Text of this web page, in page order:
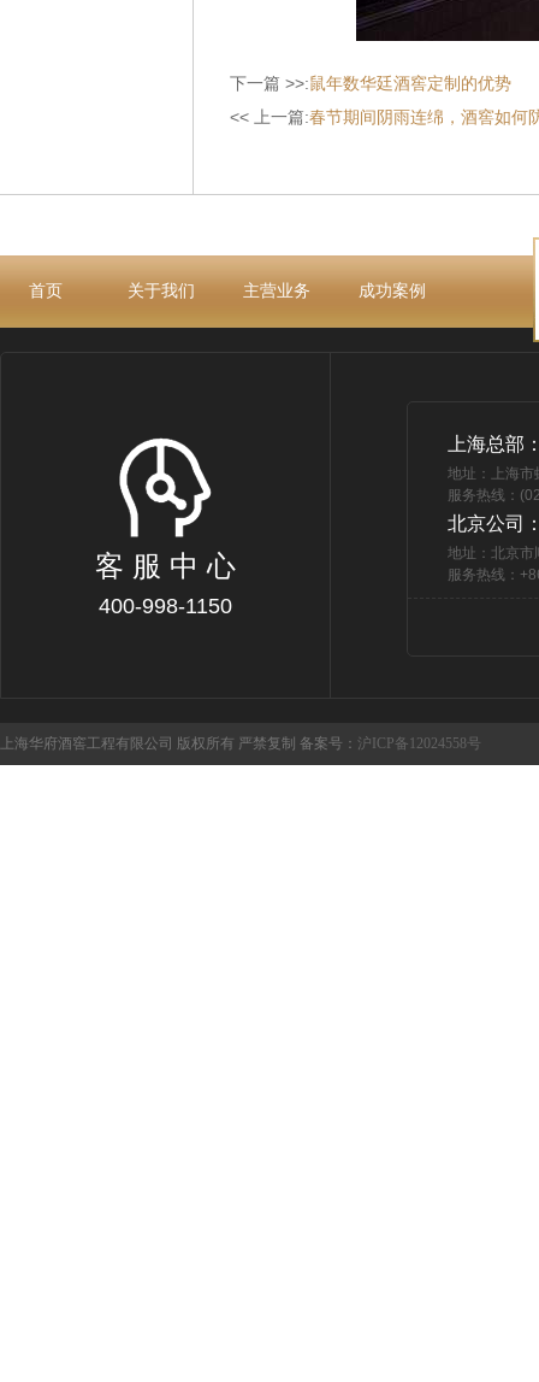
下一篇 >>:鼠年数华廷酒窖定制的优势
<< 上一篇:春节期间阴雨连绵，酒窖如何
首页 关于我们 主营业务 成功案例
客 服 中 心
400-998-1150
上海总部
地址：上海
服务热线：
北京公司
地址：北京市
服务热线：
上海华府酒窖工程有限公司 版权所有 严禁复制 备案号： 沪ICP备12024558号